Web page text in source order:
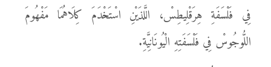
فِي فَلْسَفَةِ هِرَقْلِيطِسْ، اللَّذَيْنِ اسْتَخْدَمَ كِلَاهُمَا مَفْهُومَ
اللُّوجُوسْ فِي فَلْسَفَتِهِ الْيُونَانِيَّةِ.